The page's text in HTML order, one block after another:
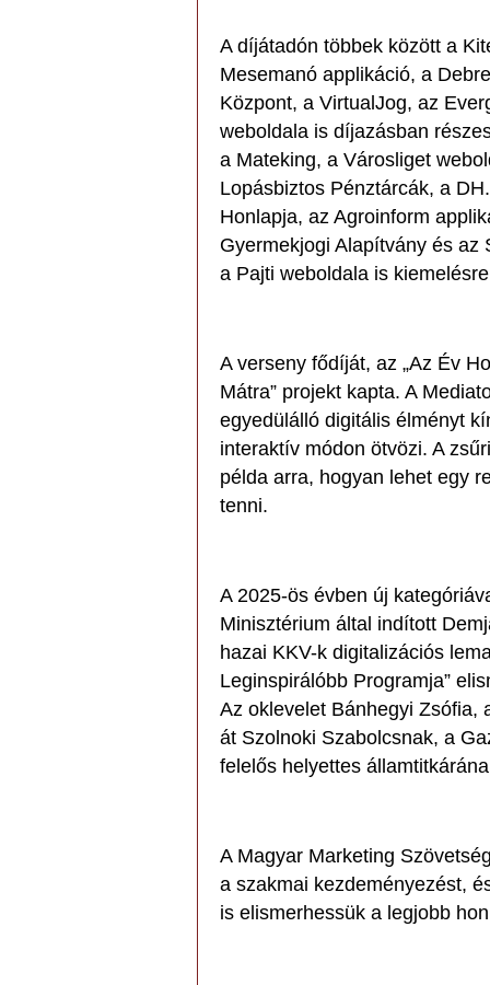
A díjátadón többek között a
Mesemanó applikáció, a
Központ, a VirtualJog, az
weboldala is díjazásban
a Mateking, a Városliget
Lopásbiztos Pénztárcák, a
Honlapja, az Agroinform
Gyermekjogi Alapítvány és az
a Pajti weboldala is
A verseny fődíját, az „Az Év
Mátra” projekt kapta. A
egyedülálló digitális élményt
interaktív módon ötvözi. A
példa arra, hogyan lehet egy
tenni.
A 2025-ös évben új
Minisztérium által indított
hazai KKV-k digitalizációs
Leginspirálóbb Programja”
Az oklevelet Bánhegyi Zsófia,
át Szolnoki Szabolcsnak, a
felelős helyettes
A Magyar Marketing
a szakmai kezdeményezést,
is elismerhessük a legjobb